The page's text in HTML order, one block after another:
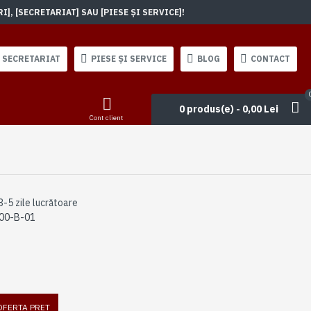
[SECRETARIAT] SAU [PIESE ȘI SERVICE]!
SECRETARIAT PIESE ȘI SERVICE BLOG CONTACT
Cont client
0 produs(e) - 0,00 Lei
5 zile lucrătoare
B-01
PRET